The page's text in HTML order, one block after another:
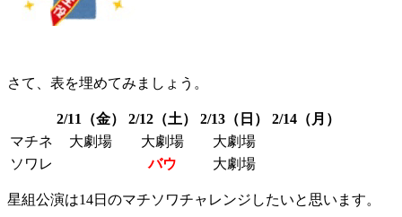
さて、表を埋めてみましょう。
2/11（金） 2/12（土） 2/13（日）
2/14（月）
マチネ
大劇場 大劇場
大劇場
ソワレ
バウ 大劇場
星組公演は14日のマチソワチャレンジしたいと思います。